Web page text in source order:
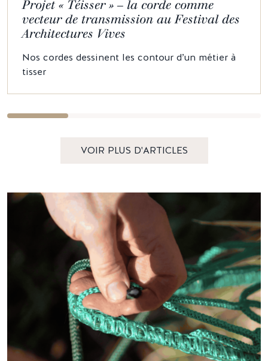
Projet « Téisser » – la corde comme
vecteur de transmission au Festival des
Architectures Vives
Nos cordes dessinent les contour d’un métier à
tisser
VOIR PLUS D'ARTICLES